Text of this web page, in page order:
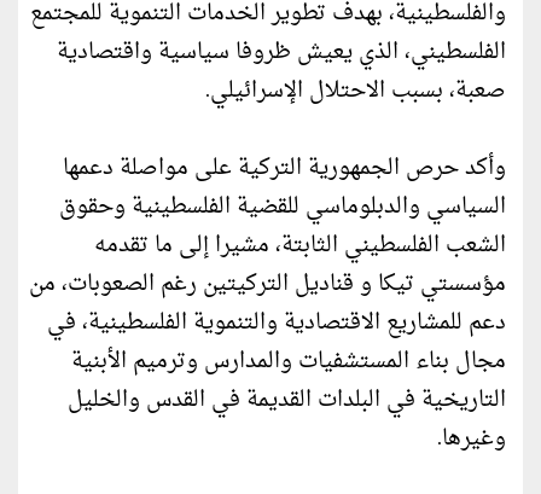
والفلسطينية، بهدف تطوير الخدمات التنموية للمجتمع
الفلسطيني، الذي يعيش ظروفا سياسية واقتصادية
صعبة، بسبب الاحتلال الإسرائيلي.
وأكد حرص الجمهورية التركية على مواصلة دعمها
السياسي والدبلوماسي للقضية الفلسطينية وحقوق
الشعب الفلسطيني الثابتة، مشيرا إلى ما تقدمه
مؤسستي تيكا و قناديل التركيتين رغم الصعوبات، من
دعم للمشاريع الاقتصادية والتنموية الفلسطينية، في
مجال بناء المستشفيات والمدارس وترميم الأبنية
التاريخية في البلدات القديمة في القدس والخليل
وغيرها.